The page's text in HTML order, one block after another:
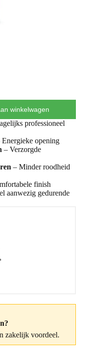
winkelwagen
professioneel
Energieke opening
– Verzorgde
– Minder roodheid
finish
aanwezig gedurende
zakelijk voordeel.